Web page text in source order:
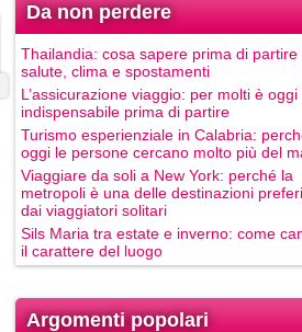
Da non perdere
Thailandia: cosa sapere prima di partire
salute, clima e spostamenti
L’assicurazione viaggio: per molti è oggi
indispensabile prima di partire
Turismo esperienziale in Calabria:
oggi le persone cercano molto più del
Viaggiare da soli a New York: perché la
metropoli è una delle destinazioni
dai viaggiatori solitari
Sils Maria tra estate e inverno: come
il carattere del luogo
Argomenti popolari